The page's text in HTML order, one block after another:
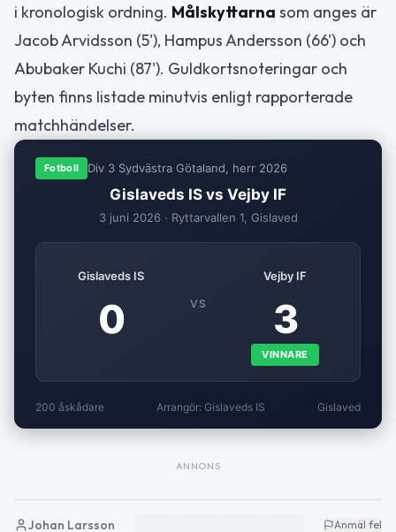
i kronologisk ordning. Målskyttarna som anges är
Jacob Arvidsson (5'), Hampus Andersson (66') och
Abubaker Kuchi (87'). Guldkortsnoteringar och
byten finns listade minutvis enligt rapporterade
matchhändelser.
Fotboll Div 3 Sydvästra Götaland, herr 2026
Gislaveds IS vs Vejby IF
3 juni 2026 · Ryttarvallen 1, Gislaved
Gislaveds IS
0 VS
Vejby IF
3
VINNARE
200 åskådare Arrangör: Gislaveds IS Gislaved
ANNONS
Johan Larsson Anmäl fel